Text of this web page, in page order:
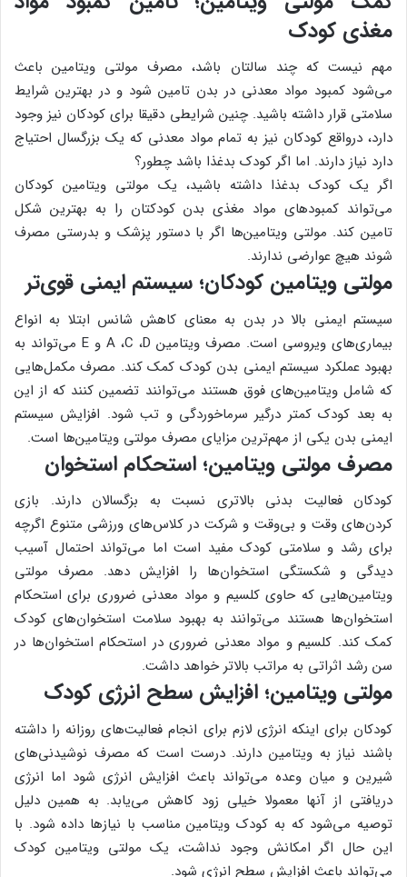
مغذی کودک
مهم نیست که چند سالتان باشد، مصرف مولتی ویتامین باعث
می‌شود کمبود مواد معدنی در بدن تامین شود و در بهترین شرایط
سلامتی قرار داشته باشید. چنین شرایطی دقیقا برای کودکان نیز وجود
دارد، درواقع کودکان نیز به تمام مواد معدنی که یک بزرگسال احتیاج
دارد نیاز دارند. اما اگر کودک بدغذا باشد چطور؟
اگر یک کودک بدغذا داشته باشید، یک مولتی ویتامین کودکان
می‎‌تواند کمبودهای مواد مغذی بدن کودکتان را به بهترین شکل
تامین کند. مولتی ویتامین‌ها اگر با دستور پزشک و بدرستی مصرف
شوند هیچ عوارضی ندارند.
مولتی ویتامین کودکان؛ سیستم ایمنی قوی‌تر
سیستم ایمنی بالا در بدن به معنای کاهش شانس ابتلا به انواع
بیماری‌های ویروسی است. مصرف ویتامین A ،C ،D و E می‌تواند به
بهبود عملکرد سیستم ایمنی بدن کودک کمک کند. مصرف مکمل‌هایی
که شامل ویتامین‌های فوق هستند می‌توانند تضمین کنند که از این
به بعد کودک کمتر درگیر سرماخوردگی و تب شود. افزایش سیستم
ایمنی بدن یکی از مهم‌ترین مزایای مصرف مولتی ویتامین‌ها است.
مصرف مولتی ویتامین؛ استحکام استخوان
کودکان فعالیت بدنی بالاتری نسبت به بزگسالان دارند. بازی
کردن‌های وقت و بی‌وقت و شرکت در کلاس‌های ورزشی متنوع اگرچه
برای رشد و سلامتی کودک مفید است اما می‌تواند احتمال آسیب
دیدگی و شکستگی استخوان‌ها را افزایش دهد. مصرف مولتی
ویتامین‌هایی که حاوی کلسیم و مواد معدنی ضروری برای استحکام
استخوان‌ها هستند می‌توانند به بهبود سلامت استخوان‌های کودک
کمک کند. کلسیم و مواد معدنی ضروری در استحکام استخوان‌ها در
سن رشد اثراتی به مراتب بالاتر خواهد داشت.
مولتی ویتامین؛ افزایش سطح انرژی کودک
کودکان برای اینکه انرژی لازم برای انجام فعالیت‌های روزانه را داشته
باشند نیاز به ویتامین دارند. درست است که مصرف نوشیدنی‌های
شیرین و میان وعده‌ می‌تواند باعث افزایش انرژی شود اما انرژی
دریافتی از آنها معمولا خیلی زود کاهش می‌یابد. به همین دلیل
توصیه می‌شود که به کودک ویتامین مناسب با نیازها داده شود. با
این حال اگر امکانش وجود نداشت، یک مولتی ویتامین کودک
می‌تواند باعث افزایش سطح انرژی شود.